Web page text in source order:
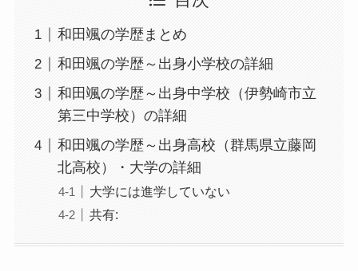
和田颯の学歴まとめ
和田颯の学歴～出身小学校の詳細
和田颯の学歴～出身中学校（伊勢崎市立
第三中学校）の詳細
和田颯の学歴～出身高校（群馬県立藤岡
北高校）・大学の詳細
大学には進学していない
共有: